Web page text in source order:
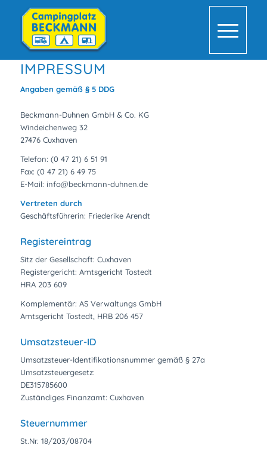
IMPRESSUM
Angaben gemäß § 5 DDG
Beckmann-Duhnen GmbH & Co. KG
Windeichenweg 32
27476 Cuxhaven
Telefon: (0 47 21) 6 51 91
Fax: (0 47 21) 6 49 75
E-Mail: info@beckmann-duhnen.de
Vertreten durch
Geschäftsführerin: Friederike Arendt
Registereintrag
Sitz der Gesellschaft: Cuxhaven
Registergericht: Amtsgericht Tostedt
HRA 203 609
Komplementär: AS Verwaltungs GmbH
Amtsgericht Tostedt, HRB 206 457
Umsatzsteuer-ID
Umsatzsteuer-Identifikationsnummer gemäß § 27a
Umsatzsteuergesetz:
DE315785600
Zuständiges Finanzamt: Cuxhaven
Steuernummer
St.Nr. 18/203/08704